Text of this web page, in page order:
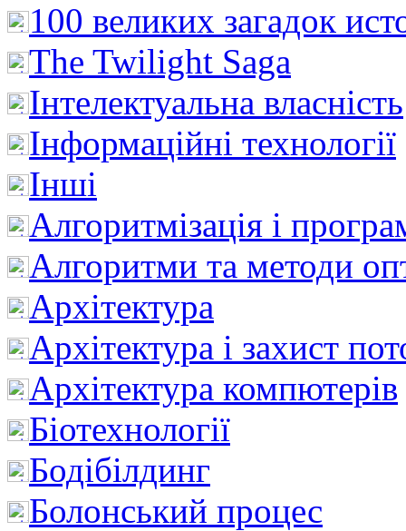
100 великих загадок
The Twilight Saga
Інтелектуальна влaсність
Інформаційні технології
Інші
Алгоритмізація і
Алгоритми та методи
Архітектура
Архітектура і захист
Архітектура компютерів
Біотехнології
Бодібілдинг
Болонський процес